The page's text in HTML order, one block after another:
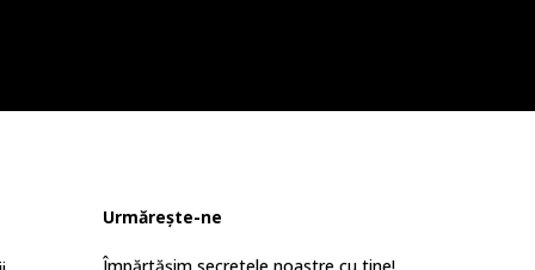
Urmărește-ne